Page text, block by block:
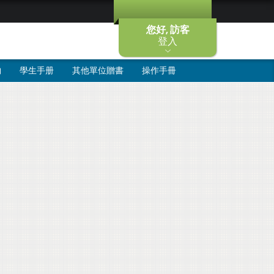
您好, 訪客
登入
學生手册 其他單位贈書 操作手冊